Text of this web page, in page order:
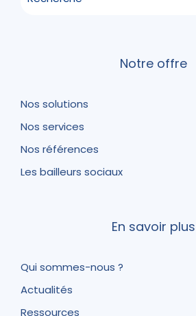
Notre offre
Nos solutions
Nos services
Nos références
Les bailleurs sociaux
En savoir plus
Qui sommes-nous ?
Actualités
Ressources